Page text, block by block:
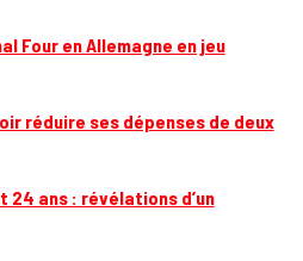
Four en Allemagne en jeu
réduire ses dépenses de deux
24 ans : révélations d’un